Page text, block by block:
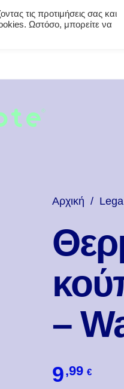
Αρχική /
–
9,99 €
τις προτιμήσεις σας και
Ωστόσο, μπορείτε να